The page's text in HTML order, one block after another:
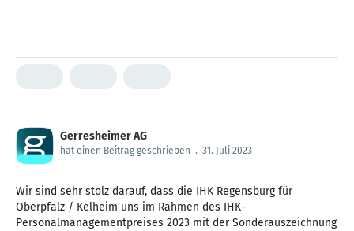
Gerresheimer AG
hat einen Beitrag geschrieben . 31. Juli 2023
Wir sind sehr stolz darauf, dass die IHK Regensburg für
Oberpfalz / Kelheim uns im Rahmen des IHK-
Personalmanagementpreises 2023 mit der Sonderauszeichnung